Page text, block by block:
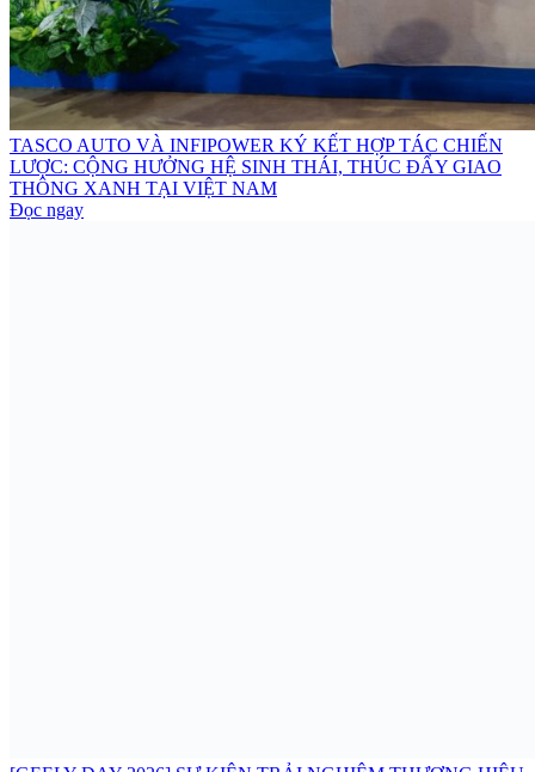
TASCO AUTO VÀ INFIPOWER KÝ KẾT HỢP TÁC CHIẾN
LƯỢC: CỘNG HƯỞNG HỆ SINH THÁI, THÚC ĐẨY GIAO
THÔNG XANH TẠI VIỆT NAM
Đọc ngay